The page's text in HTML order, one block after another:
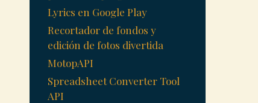
Lyrics en Google Play
Recortador de fondos y
edición de fotos divertida
MotopAPI
Spreadsheet Converter Tool
API